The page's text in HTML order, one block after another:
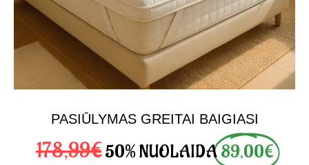
PASIŪLYMAS GREITAI BAIGIASI
178,99€50% NUOLAIDA89,00€